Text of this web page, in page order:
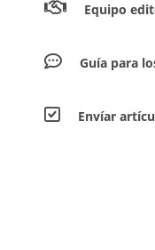
Equipo
Guía para
Envíar